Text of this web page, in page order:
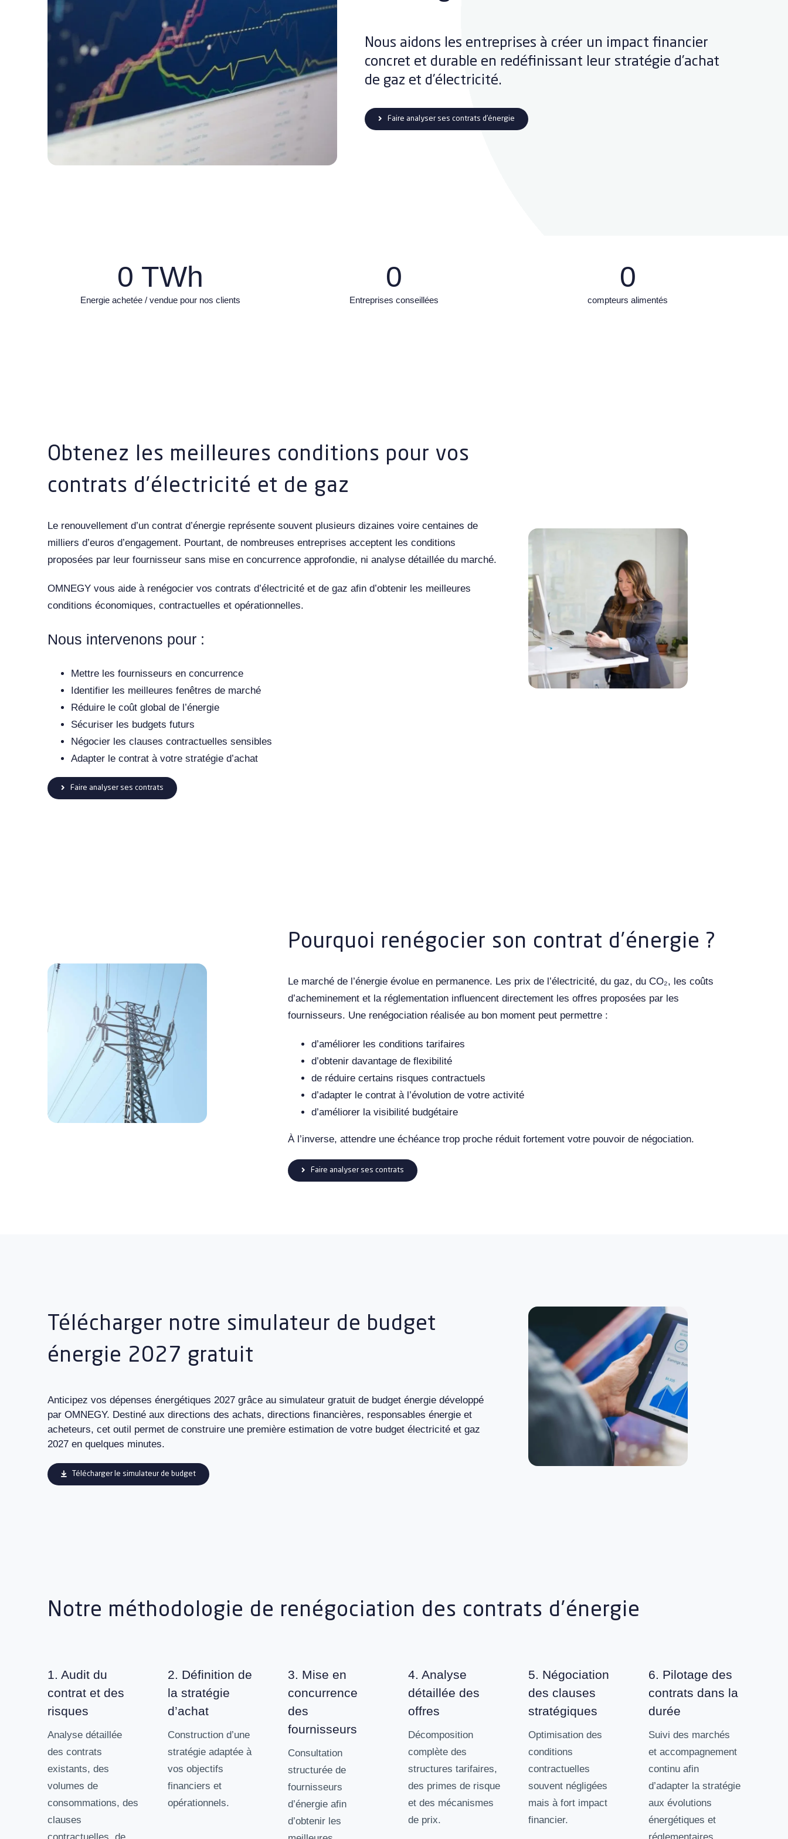
Nous aidons les entreprises à créer un impact financier
concret et durable en redéfinissant leur stratégie d’achat
de gaz et d’électricité.
Faire analyser ses contrats d’énergie
0 TWh
Energie achetée / vendue pour nos clients
0
Entreprises conseillées
0
compteurs alimentés
Obtenez les meilleures conditions pour vos
contrats d’électricité et de gaz
Le renouvellement d’un contrat d’énergie représente souvent plusieurs dizaines voire centaines de
milliers d’euros d’engagement. Pourtant, de nombreuses entreprises acceptent les conditions
proposées par leur fournisseur sans mise en concurrence approfondie, ni analyse détaillée du marché.
OMNEGY vous aide à renégocier vos contrats d’électricité et de gaz afin d’obtenir les meilleures
conditions économiques, contractuelles et opérationnelles.
Nous intervenons pour :
Mettre les fournisseurs en concurrence
Identifier les meilleures fenêtres de marché
Réduire le coût global de l’énergie
Sécuriser les budgets futurs
Négocier les clauses contractuelles sensibles
Adapter le contrat à votre stratégie d’achat
Faire analyser ses contrats
Pourquoi renégocier son contrat d’énergie ?
Le marché de l’énergie évolue en permanence. Les prix de l’électricité, du gaz, du CO₂, les coûts
d’acheminement et la réglementation influencent directement les offres proposées par les
fournisseurs. Une renégociation réalisée au bon moment peut permettre :
d’améliorer les conditions tarifaires
d’obtenir davantage de flexibilité
de réduire certains risques contractuels
d’adapter le contrat à l’évolution de votre activité
d’améliorer la visibilité budgétaire
À l’inverse, attendre une échéance trop proche réduit fortement votre pouvoir de négociation.
Faire analyser ses contrats
Télécharger notre simulateur de budget
énergie 2027 gratuit
Anticipez vos dépenses énergétiques 2027 grâce au simulateur gratuit de budget énergie développé
par OMNEGY. Destiné aux directions des achats, directions financières, responsables énergie et
acheteurs, cet outil permet de construire une première estimation de votre budget électricité et gaz
2027 en quelques minutes.
Télécharger le simulateur de budget
Notre méthodologie de renégociation des contrats d’énergie
1. Audit du
contrat et des
risques
Analyse détaillée
des contrats
existants, des
volumes de
consommations, des
clauses
2. Définition de
la stratégie
d’achat
Construction d’une
stratégie adaptée à
vos objectifs
financiers et
opérationnels.
3. Mise en
concurrence
des
fournisseurs
Consultation
structurée de
fournisseurs
d’énergie afin
d’obtenir les
4. Analyse
détaillée des
offres
Décomposition
complète des
structures tarifaires,
des primes de risque
et des mécanismes
de prix.
5. Négociation
des clauses
stratégiques
Optimisation des
conditions
contractuelles
souvent négligées
mais à fort impact
financier.
6. Pilotage des
contrats dans la
durée
Suivi des marchés
et accompagnement
continu afin
d’adapter la stratégie
aux évolutions
énergétiques et